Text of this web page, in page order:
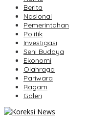
Berita
Nasional
Pemerintahan
Politik
Investigasi
Seni Budaya
Ekonomi
Olahraga
Pariwara
Ragam
Galeri